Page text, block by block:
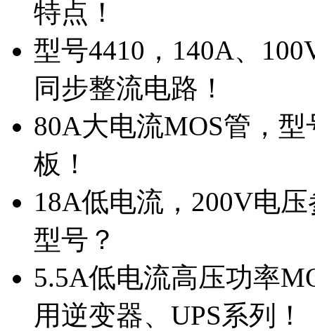
特点！
型号4410，140A、
同步整流电路！
80A大电流MOS管，
板！
18A低电流，200V电
型号？
5.5A低电流高压功率
用逆变器、UPS系列！